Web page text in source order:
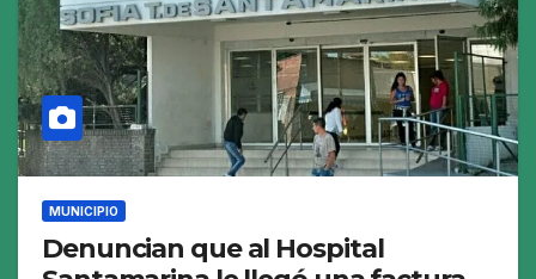
MUNICIPIO
Denuncian que al Hospital